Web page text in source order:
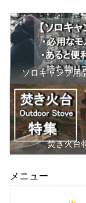
ソロキャンプ用
焚き火台
メニュー